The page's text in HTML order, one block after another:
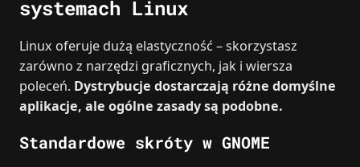
systemach Linux
Linux oferuje dużą elastyczność – skorzystasz
zarówno z narzędzi graficznych, jak i wiersza
poleceń. Dystrybucje dostarczają różne domyślne
aplikacje, ale ogólne zasady są podobne.
Standardowe skróty w GNOME